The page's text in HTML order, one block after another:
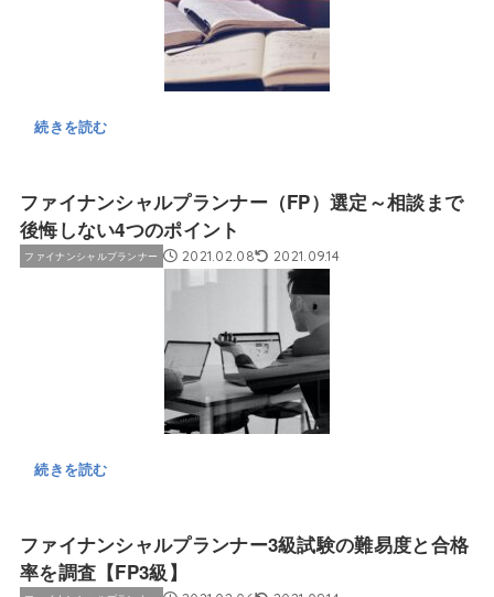
続きを読む
ファイナンシャルプランナー（FP）選定～相談まで
後悔しない4つのポイント
ファイナンシャルプランナー 2021.02.08 2021.09.14
続きを読む
ファイナンシャルプランナー3級試験の難易度と合格
率を調査【FP3級】